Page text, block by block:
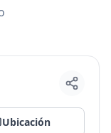
Ubicación